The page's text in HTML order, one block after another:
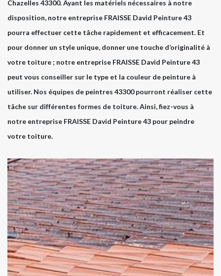
Chazelles 43300. Ayant les matériels nécessaires à notre
disposition, notre entreprise FRAISSE David Peinture 43
pourra effectuer cette tâche rapidement et efficacement. Et
pour donner un style unique, donner une touche d’originalité à
votre toiture ; notre entreprise FRAISSE David Peinture 43
peut vous conseiller sur le type et la couleur de peinture à
utiliser. Nos équipes de peintres 43300 pourront réaliser cette
tâche sur différentes formes de toiture. Ainsi, fiez-vous à
notre entreprise FRAISSE David Peinture 43 pour peindre
votre toiture.